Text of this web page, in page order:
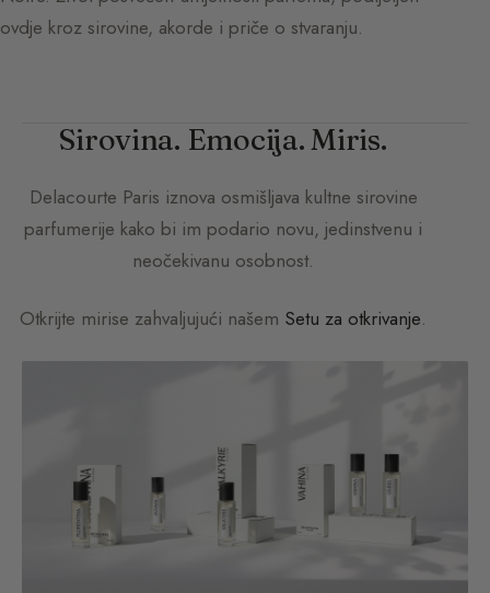
ovdje kroz sirovine, akorde i priče o stvaranju.
Sirovina. Emocija. Miris.
Delacourte Paris iznova osmišljava kultne sirovine
parfumerije kako bi im podario novu, jedinstvenu i
neočekivanu osobnost.
Otkrijte mirise zahvaljujući našem Setu za otkrivanje.